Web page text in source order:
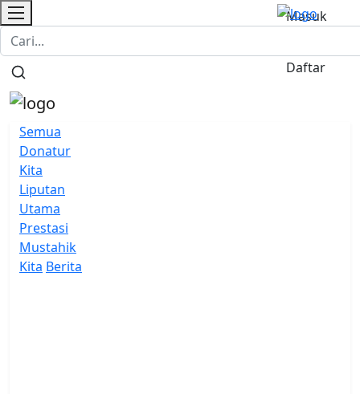
Login Donatur
Masuk
Daftar
Semua
Donatur
Kita
Liputan
Utama
Prestasi
Mustahik
Kita Berita